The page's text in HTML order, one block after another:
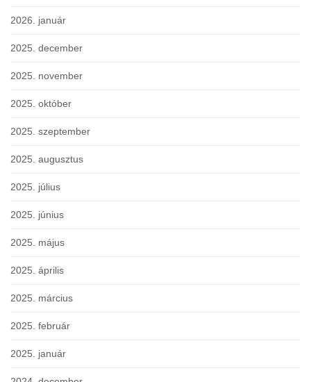
2026. január
2025. december
2025. november
2025. október
2025. szeptember
2025. augusztus
2025. július
2025. június
2025. május
2025. április
2025. március
2025. február
2025. január